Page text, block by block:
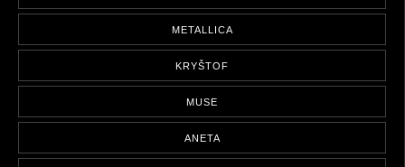
METALLICA
KRYŠTOF
MUSE
ANETA